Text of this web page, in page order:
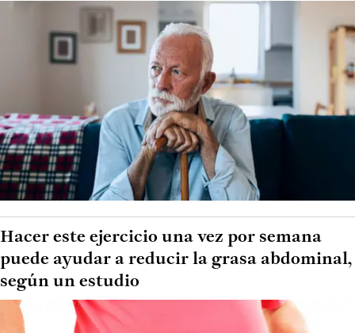
Hacer este ejercicio una vez por semana
puede ayudar a reducir la grasa abdominal,
según un estudio